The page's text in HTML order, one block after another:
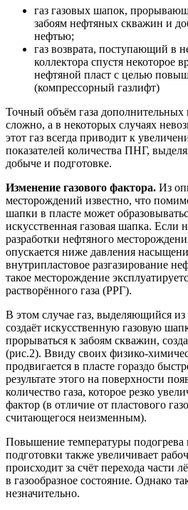
газ газовых шапок,
забоям нефтяных скважин и
нефтью;
газ возврата, поступающий в
коллектора спустя некоторое
нефтяной пласт с целью
(компрессорный газлифт)
Точный объём газа дополнительных
сложно, а в некоторых случаях
этот газ всегда приводит к
показателей количества ПНГ,
добыче и подготовке.
Изменение газового фактора. Из
месторождений известно, что
шапки в пласте может
искусственная газовая шапка. Если
разработки нефтяного
опускается ниже давления
внутрипластовое разгазирование
такое месторождение
растворённого газа (РРГ).
В этом случае газ, выделяющийся
создаёт искусственную газовую
прорываться к забоям скважин,
(рис.2). Ввиду своих физико-
продвигается в пласте гораздо
результате этого на поверхности
количество газа, которое резко
фактор (в отличие от пластового
считающегося неизменным).
Повышение температуры подогрева
подготовки также увеличивает
происходит за счёт перехода части
в газообразное состояние. Однако
незначительно.